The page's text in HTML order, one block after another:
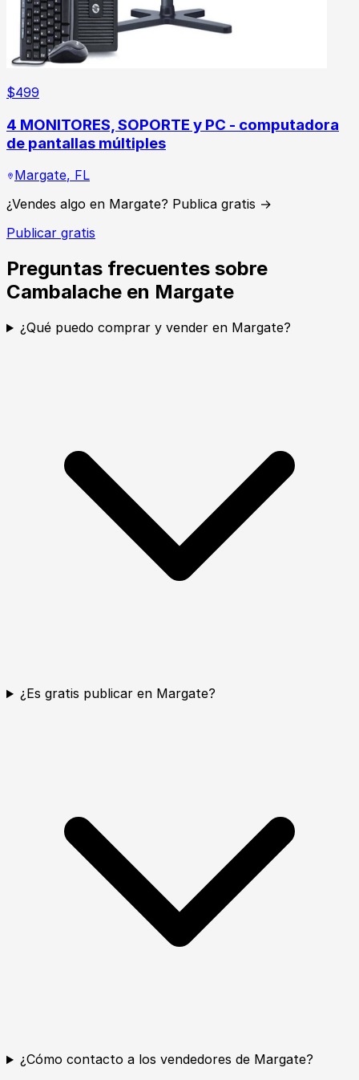
$499
4 MONITORES, SOPORTE y PC - computadora
de pantallas múltiples
Margate, FL
¿Vendes algo en Margate? Publica gratis →
Publicar gratis
Preguntas frecuentes sobre
Cambalache en Margate
¿Qué puedo comprar y vender en Margate?
¿Es gratis publicar en Margate?
¿Cómo contacto a los vendedores de Margate?